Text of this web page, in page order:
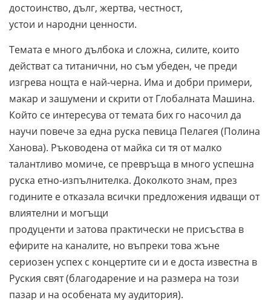
достоинство, дълг, жертва, честност,
устои и народни ценности.
Темата е много дълбока и сложна, силите, които
действат са титанични, но съм убеден, че преди
изгрева нощта е най-черна. Има и добри примери,
макар и зашумени и скрити от Глобалната Машина.
Който се интересува от темата бих го насочил да
научи повече за една руска певица Пелагея (Полина
Ханова). Ръководена от майка си тя от малко
талантливо момиче, се превръща в много успешна
руска етно-изпълнителка. Доколкото знам, през
годините е отказала всички предложения идващи от
влиятелни и могъщи
продуценти и затова практически не присъства в
ефирите на каналите, но въпреки това жъне
сериозен успех с концертите си и е доста известна в
Руския свят (благодарение и на размера на този
пазар и на особената му аудитория).